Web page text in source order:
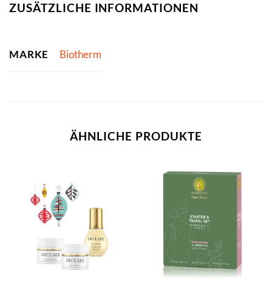
ZUSÄTZLICHE INFORMATIONEN
MARKE Biotherm
ÄHNLICHE PRODUKTE